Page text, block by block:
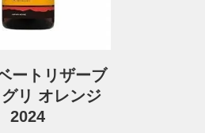
ートリザーブ
リ オレンジ
2024